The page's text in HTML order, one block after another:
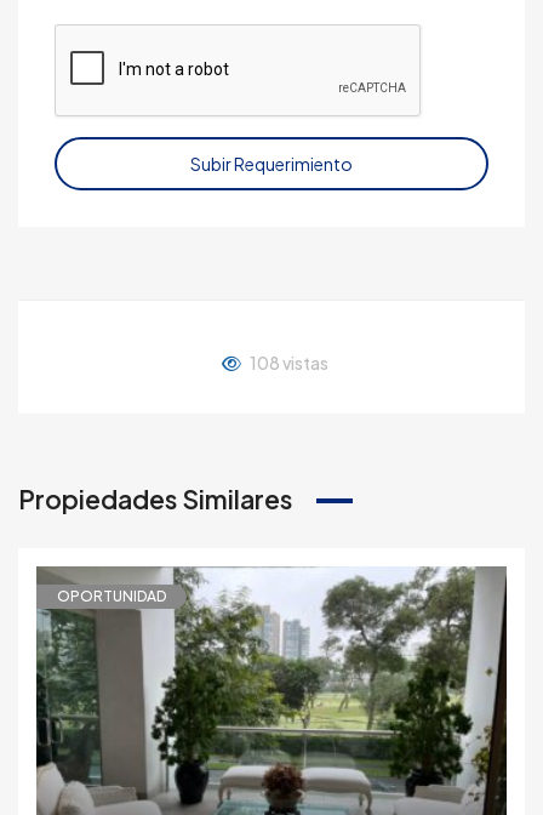
Subir Requerimiento
108 vistas
Propiedades Similares
OPORTUNIDAD